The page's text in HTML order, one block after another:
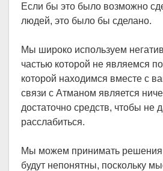
Если бы это было возможно
людей, это было бы сделано.
Мы широко используем
частью которой не являемся
которой находимся вместе с
связи с Атманом является
достаточно средств, чтобы не
расслабиться.
Мы можем принимать
будут непонятны, поскольку